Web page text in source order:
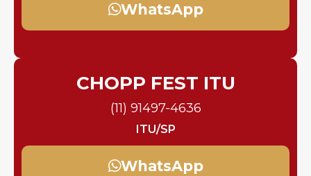
WhatsApp
CHOPP FEST ITU
(11) 91497-4636
ITU/SP
WhatsApp